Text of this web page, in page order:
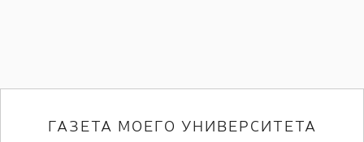
ГАЗЕТА МОЕГО УНИВЕРСИТЕТА